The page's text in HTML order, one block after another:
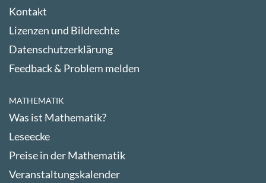
Kontakt
Lizenzen und Bildrechte
Datenschutzerklärung
Feedback & Problem melden
MATHEMATIK
Was ist Mathematik?
Leseecke
Preise in der Mathematik
Veranstaltungskalender